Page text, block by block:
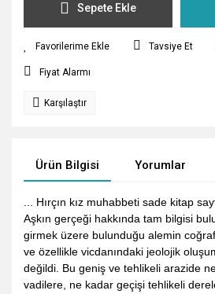
Sepete Ekle
Tavsiye Et
Fiyat Alarmı
Karşılaştır
Ürün Bilgisi Yorumlar
... Hırçın kız muhabbeti sade kitap
Aşkın gerçeği hakkında tam bilgisi
girmek üzere bulunduğu alemin
ve özellikle vicdanındaki jeolojik
değildi. Bu geniş ve tehlikeli arazide
vadilere, ne kadar geçişi tehlikeli